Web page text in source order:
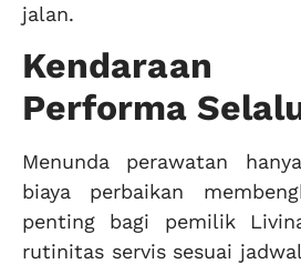
jalan.
Kendaraan
Performa
Menunda perawatan
biaya perbaikan
penting bagi pemilik
rutinitas servis sesuai